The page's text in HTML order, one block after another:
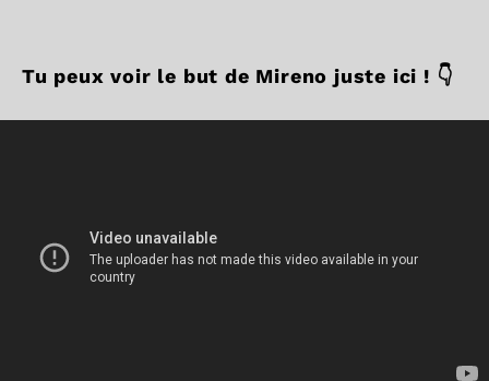
Tu peux voir le but de Mireno juste ici ! 👇